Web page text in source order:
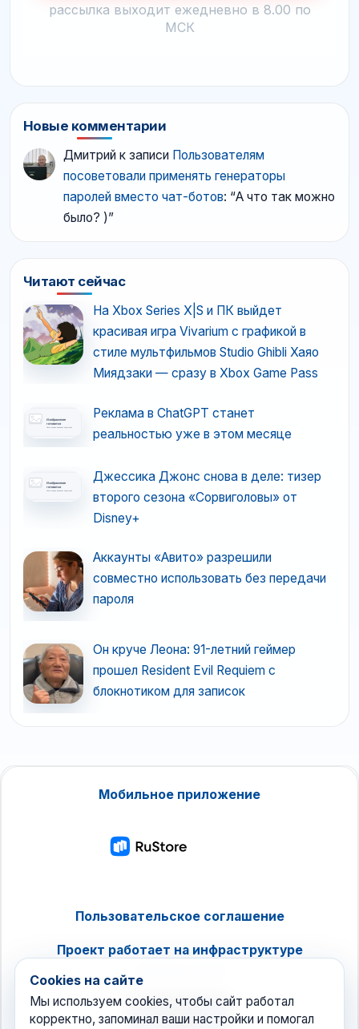
рассылка выходит ежедневно в 8.00 по
МСК
Новые комментарии
Дмитрий к записи Пользователям
посоветовали применять генераторы
паролей вместо чат-ботов: “А что так можно
было? )”
Читают сейчас
На Xbox Series X|S и ПК выйдет
красивая игра Vivarium с графикой в
стиле мультфильмов Studio Ghibli Хаяо
Миядзаки — сразу в Xbox Game Pass
Реклама в ChatGPT станет
реальностью уже в этом месяце
Джессика Джонс снова в деле: тизер
второго сезона «Сорвиголовы» от
Disney+
Аккаунты «Авито» разрешили
совместно использовать без передачи
пароля
Он круче Леона: 91-летний геймер
прошел Resident Evil Requiem с
блокнотиком для записок
Мобильное приложение
Пользовательское соглашение
Проект работает на инфраструктуре
Cookies на сайте
Мы используем cookies, чтобы сайт работал
корректно, запоминал ваши настройки и помогал